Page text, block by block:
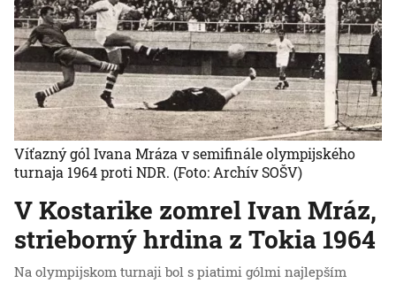
V Kostarike zomrel Ivan Mráz,
strieborný hrdina z Tokia 1964
Na olympijskom turnaji bol s piatimi gólmi najlepším
Víťazný gól Ivana Mráza v semifinále olympijského
turnaja 1964 proti NDR. (Foto: Archív SOŠV)